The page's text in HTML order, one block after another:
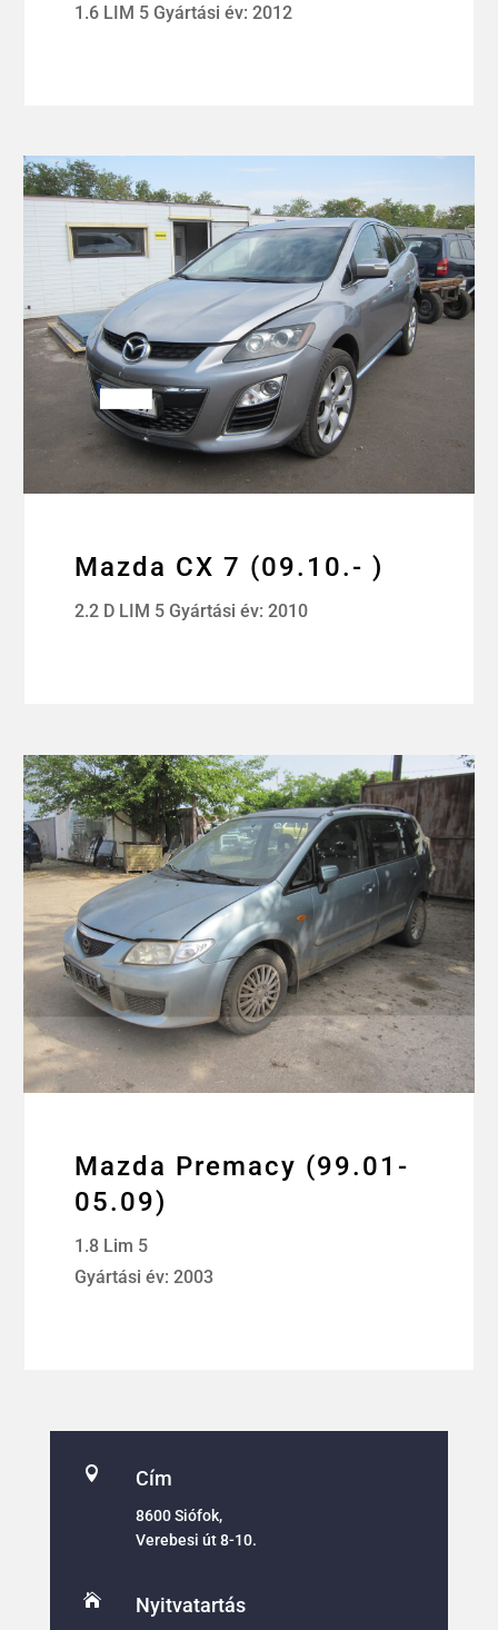
1.6 LIM 5 Gyártási év: 2012
Mazda CX 7 (09.10.- )
2.2 D LIM 5 Gyártási év: 2010
Mazda Premacy (99.01-
05.09)
1.8 Lim 5
Gyártási év: 2003
 Cím
8600 Siófok,
Verebesi út 8-10.
 Nyitvatartás